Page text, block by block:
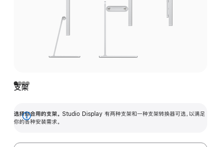
支架
选择你合用的支架。 Studio Display 有两种支架和一种支架转换器可选，以满足
你的各种安装需求。
展